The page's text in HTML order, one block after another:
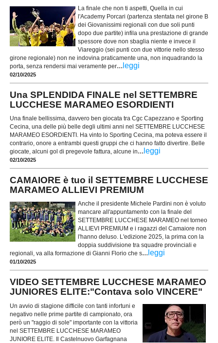
La finale che non ti aspetti, Quella in cui
l'Academy Porcari (partenza stentata nel girone B
dei Giovanissimi regionali con due soli punti
dopo due partite) infila una prestazione di grande
spessore dove non sbaglia niente e invece il
Viareggio (sei punti con due vittorie nello stesso
girone regionale) non ne indovina praticamente una, non inquadrando la
porta, senza rendersi mai veramente per... leggi
02/10/2025
Una SPLENDIDA FINALE nel SETTEMBRE
LUCCHESE MARAMEO ESORDIENTI
Una finale bellissima, davvero ben giocata tra Cgc Capezzano e Sporting
Cecina, una delle più belle degli ultimi anni nel SETTEMBRE LUCCHESE
MARAMEO ESORDIENTI. Ha vinto lo Sporting Cecina, ma poteva essere il
contrario, onore a entrambi questi gruppi che ci hanno fatto divertire. Belle
giocate, alcuni gol di pregevole fattura, alcune in... leggi
02/10/2025
CAMAIORE è tuo il SETTEMBRE LUCCHESE
MARAMEO ALLIEVI PREMIUM
Anche il presidente Michele Pardini non è voluto
mancare all'appuntamento con la finale del
SETTEMBRE LUCCHESE MARAMEO nel torneo
ALLIEVI PREMIUM e i ragazzi del Camaiore non
l'hanno deluso. L'edizione 2025, la prima con la
doppia suddivisione tra squadre provinciali e
regionali, va alla formazione di Gianni Florio che s... leggi
01/10/2025
VIDEO SETTEMBRE LUCCHESE MARAMEO
JUNIORES ELITE:"Contava solo VINCERE"
Un avvio di stagione difficile con tanti infortuni e
negativo nelle prime partite di campionato, ora
però un "raggio di sole" importante con la vittoria
nel SETTEMBRE LUCCHESE MARAMEO
JUNIORE ELITE. Il Castelnuovo Garfagnana